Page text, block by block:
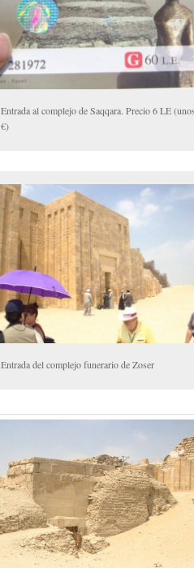
Entrada al complejo de Saqqara. Precio 6 LE
€)
Entrada del complejo funerario de Zoser